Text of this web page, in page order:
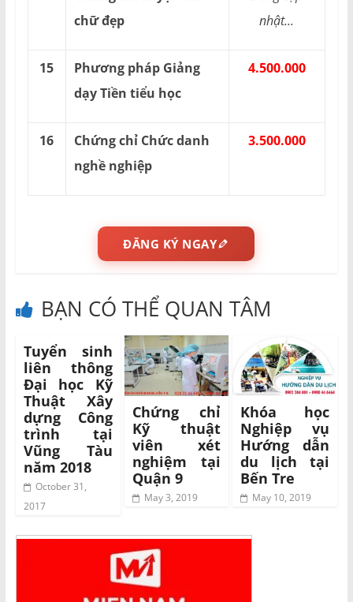
chữ đẹp
nhật...
15
Phương pháp Giảng
dạy Tiền tiểu học
4.500.000
16
Chứng chỉ Chức danh
nghề nghiệp
3.500.000
ĐĂNG KÝ NGAY
BẠN CÓ THỂ QUAN TÂM
Tuyển sinh
liên thông
Đại học Kỹ
Thuật Xây
dựng Công
trình tại
Vũng Tàu
năm 2018
October 31,
2017
Chứng chỉ
Kỹ thuật
viên xét
nghiệm tại
Quận 9
May 3, 2019
Khóa học
Nghiệp vụ
Hướng dẫn
du lịch tại
Bến Tre
May 10, 2019